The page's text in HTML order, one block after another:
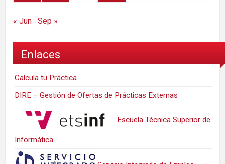
« Jun Sep »
Enlaces
Calcula tu Práctica
DIRE – Gestión de Ofertas de Prácticas Externas
Escuela Técnica Superior de
Informática